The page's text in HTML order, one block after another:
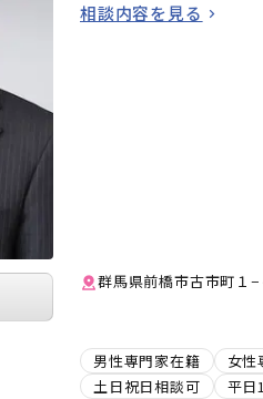
相談内容を見る
群馬県前橋市古市町１−
男性専門家在籍 女性
土日祝日相談可
平日